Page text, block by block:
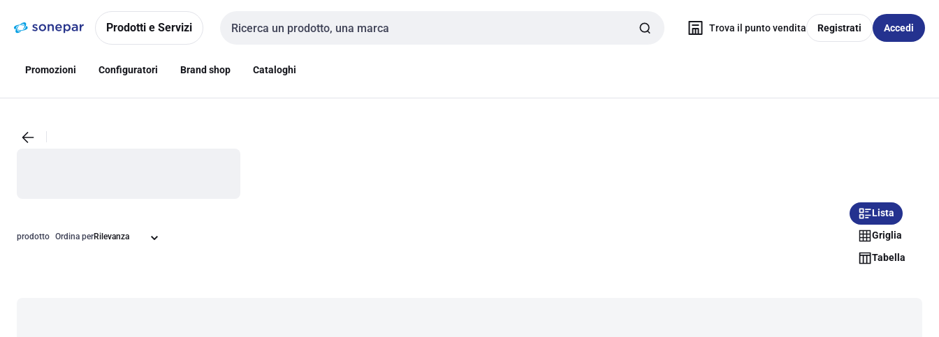
navigazionealla
Prodotti e Servizi
Cerca input
Trova il punto vendita Registrati Accedi
Promozioni Configuratori Brand shop Cataloghi
prodotto Ordina per
Lista
Griglia
Tabella